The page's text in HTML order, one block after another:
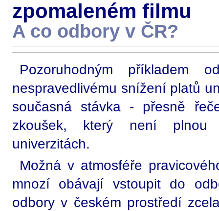
zpomaleném filmu
A co odbory v ČR?
Pozoruhodným příkladem
nespravedlivému snížení platů
současná stávka - přesně
zkoušek, který není plnou
univerzitách.
Možná v atmosféře
mnozí obávají vstoupit do
odbory v českém prostředí